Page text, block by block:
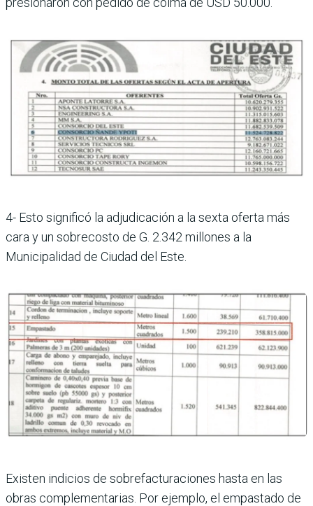
4- Esto significó la adjudicación a la sexta oferta más
cara y un sobrecosto de G. 2.342 millones a la
Municipalidad de Ciudad del Este.
Existen indicios de sobrefacturaciones hasta en las
obras complementarias. Por ejemplo, el empastado de